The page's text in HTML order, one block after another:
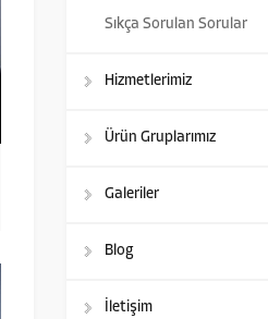
Sıkça Sorulan Sorular
Hizmetlerimiz
Ürün Gruplarımız
Galeriler
Blog
İletişim